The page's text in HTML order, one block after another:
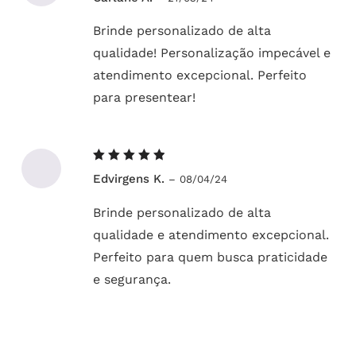
Brinde personalizado de alta
qualidade! Personalização impecável e
atendimento excepcional. Perfeito
para presentear!
5de 5
Edvirgens K. – 08/04/24
Brinde personalizado de alta
qualidade e atendimento excepcional.
Perfeito para quem busca praticidade
e segurança.